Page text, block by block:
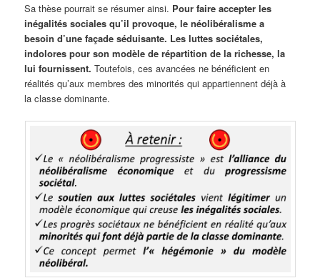
Sa thèse pourrait se résumer ainsi. Pour faire accepter les
inégalités sociales qu’il provoque, le néolibéralisme a
besoin d’une façade séduisante. Les luttes sociétales,
indolores pour son modèle de répartition de la richesse, la
lui fournissent. Toutefois, ces avancées ne bénéficient en
réalités qu’aux membres des minorités qui appartiennent déjà à
la classe dominante.